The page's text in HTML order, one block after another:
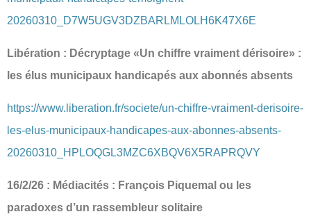
20260310_D7W5UGV3DZBARLMLOLH6K47X6E
Libération : Décryptage «Un chiffre vraiment dérisoire» :
les élus municipaux handicapés aux abonnés absents
https://www.liberation.fr/societe/un-chiffre-vraiment-derisoire-
les-elus-municipaux-handicapes-aux-abonnes-absents-
20260310_HPLOQGL3MZC6XBQV6X5RAPRQVY
16/2/26 : Médiacités : François Piquemal ou les
paradoxes d’un rassembleur solitaire